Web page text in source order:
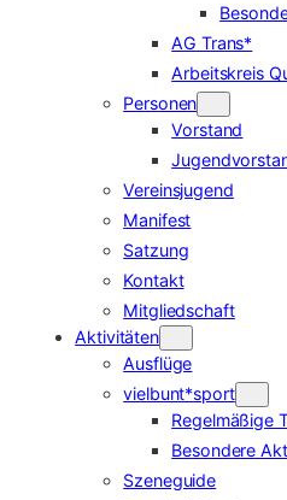
AG Trans*
Arbeitskreis
Personen
Vorstand
Vereinsjugend
Manifest
Satzung
Kontakt
Mitgliedschaft
Aktivitäten
Ausflüge
vielbunt*sport
Regelmäßige
Besondere
Szeneguide